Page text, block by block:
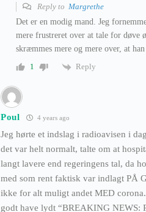
Reply to Margrethe
Det er en modig mand. Jeg
mere frustreret over at tale for døve
skræmmes mere og mere over, at
1
Reply
Poul 4 years ago
Jeg hørte et indslag i radioavisen i
det var helt normalt, talte om at
langt lavere end regeringens tal, da
med som rent faktisk var indlagt PÅ
ikke for alt muligt andet MED
godt have lydt “BREAKING NEWS: